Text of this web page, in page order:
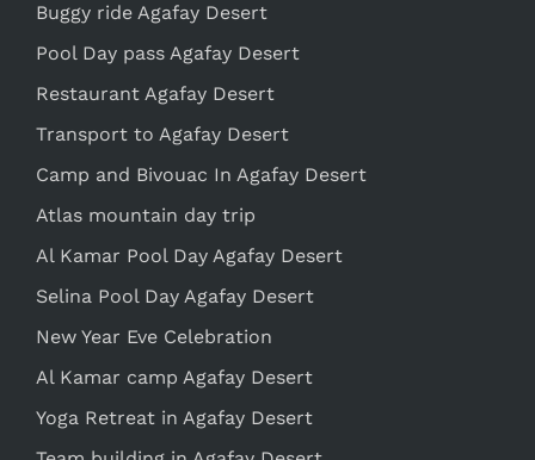
Buggy ride Agafay Desert
Pool Day pass Agafay Desert
Restaurant Agafay Desert
Transport to Agafay Desert
Camp and Bivouac In Agafay Desert
Atlas mountain day trip
Al Kamar Pool Day Agafay Desert
Selina Pool Day Agafay Desert
New Year Eve Celebration
Al Kamar camp Agafay Desert
Yoga Retreat in Agafay Desert